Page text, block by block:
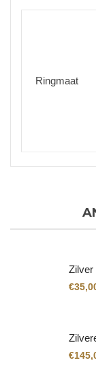
Ringmaat
Zilver
€
€